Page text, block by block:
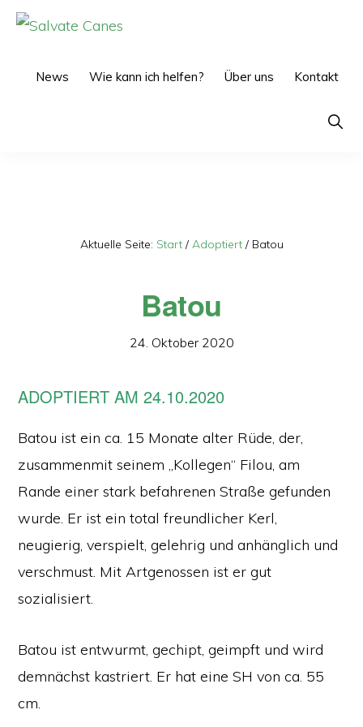
Zur
Zum
News Wie kann ich helfen? Über uns Kontakt
Show
Aktuelle Seite: Start / Adoptiert /Batou
Batou
24. Oktober 2020
ADOPTIERT AM 24.10.2020
Batou ist ein ca. 15 Monate alter Rüde, der,
zusammenmit seinem „Kollegen“ Filou, am
Rande einer stark befahrenen Straße gefunden
wurde. Er ist ein total freundlicher Kerl,
neugierig, verspielt, gelehrig und anhänglich und
verschmust. Mit Artgenossen ist er gut
sozialisiert.
Batou ist entwurmt, gechipt, geimpft und wird
demnächst kastriert. Er hat eine SH von ca. 55
cm.